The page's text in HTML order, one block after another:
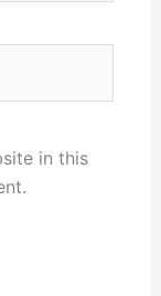
in this